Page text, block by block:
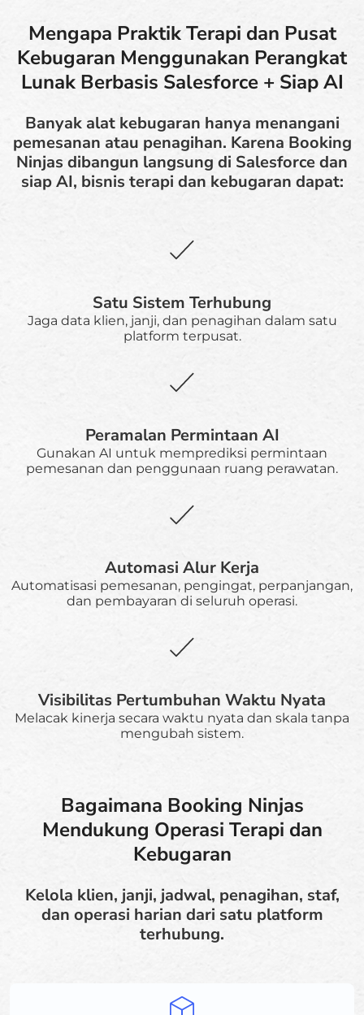
Mengapa Praktik Terapi dan Pusat
Kebugaran Menggunakan Perangkat
Lunak Berbasis Salesforce + Siap AI
Banyak alat kebugaran hanya menangani
pemesanan atau penagihan. Karena Booking
Ninjas dibangun langsung di Salesforce dan
siap AI, bisnis terapi dan kebugaran dapat:
Satu Sistem Terhubung
Jaga data klien, janji, dan penagihan dalam satu
platform terpusat.
Peramalan Permintaan AI
Gunakan AI untuk memprediksi permintaan
pemesanan dan penggunaan ruang perawatan.
Automasi Alur Kerja
Automatisasi pemesanan, pengingat, perpanjangan,
dan pembayaran di seluruh operasi.
Visibilitas Pertumbuhan Waktu Nyata
Melacak kinerja secara waktu nyata dan skala tanpa
mengubah sistem.
Bagaimana Booking Ninjas
Mendukung Operasi Terapi dan
Kebugaran
Kelola klien, janji, jadwal, penagihan, staf,
dan operasi harian dari satu platform
terhubung.